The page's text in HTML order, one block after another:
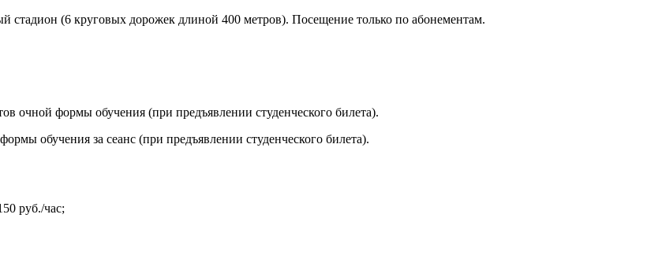
(6 круговых дорожек длиной 400 метров). Посещение только по абонементам.
очной формы обучения (при предъявлении студенческого билета).
обучения за сеанс (при предъявлении студенческого билета).
руб./час;